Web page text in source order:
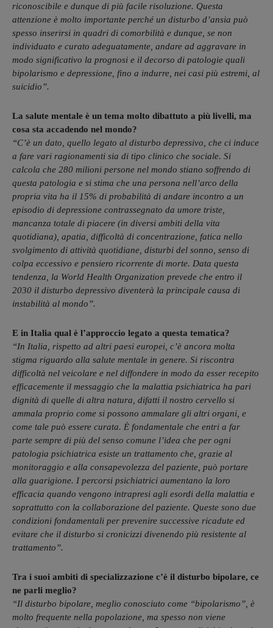
riconoscibile e dunque di più facile risoluzione. Questa
attenzione è molto importante perché un disturbo d’ansia può
spesso inserirsi in quadri di comorbilità e dunque, se non
individuato e curato adeguatamente, andare ad aggravare in
modo significativo la prognosi e il decorso di patologie quali
bipolarismo e depressione, fino a indurre, nei casi più estremi, al
suicidio”.
La salute mentale è un tema molto dibattuto a più livelli, ma
cosa sta accadendo nel mondo?
“C’è un dato, quello legato al disturbo depressivo, che ci induce
a fare vari ragionamenti sia di tipo clinico che sociale. Si
calcola che 280 milioni persone nel mondo stiano soffrendo di
questa patologia e si stima che una persona nell’arco della
propria vita ha il 15% di probabilità di andare incontro a un
episodio di depressione contrassegnato da umore triste,
mancanza totale di piacere (in diversi ambiti della vita
quotidiana), apatia, difficoltà di concentrazione, fatica nello
svolgimento di attività quotidiane, disturbi del sonno, senso di
colpa eccessivo e pensiero ricorrente di morte. Data questa
tendenza, la World Health Organization prevede che entro il
2030 il disturbo depressivo diventerà la principale causa di
instabilità al mondo”.
E in Italia qual è l’approccio legato a questa tematica?
“In Italia, rispetto ad altri paesi europei, c’è ancora molta
stigma riguardo alla salute mentale in genere. Si riscontra
difficoltà nel veicolare e nel diffondere in modo da esser recepito
efficacemente il messaggio che la malattia psichiatrica ha pari
dignità di quelle di altra natura, difatti il nostro cervello si
ammala proprio come si possono ammalare gli altri organi, e
come tale può essere curata. È fondamentale che entri a far
parte sempre di più del senso comune l’idea che per ogni
patologia psichiatrica esiste un trattamento che, grazie al
monitoraggio e alla consapevolezza del paziente, può portare
alla guarigione. I percorsi psichiatrici aumentano la loro
efficacia quando vengono intrapresi agli esordi della malattia e
soprattutto con la collaborazione del paziente. Queste sono due
condizioni fondamentali per prevenire successive ricadute ed
evitare che il disturbo si cronicizzi divenendo più resistente al
trattamento”.
Tra i suoi ambiti di specializzazione c’è il disturbo bipolare, ce
ne parli meglio?
“Il disturbo bipolare, meglio conosciuto come “bipolarismo”, è
molto frequente nella popolazione, ma spesso non viene